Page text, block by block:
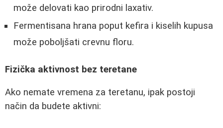
može delovati kao prirodni laxativ.
Fermentisana hrana poput kefira i kiselih kupusa
može poboljšati crevnu floru.
Fizička aktivnost bez teretane
Ako nemate vremena za teretanu, ipak postoji
način da budete aktivni: